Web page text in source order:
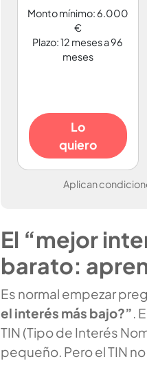
Monto mínimo: 6.000
€
Plazo: 12 meses a 96
meses
Lo
quiero
Aplican
El “mejor
barato:
Es normal empezar
el interés más bajo?”.
TIN (Tipo de Interés
pequeño. Pero el TIN